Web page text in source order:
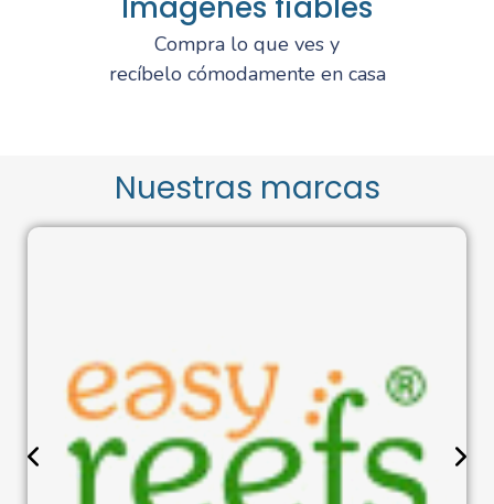
Compra lo que ves y
recíbelo cómodamente en casa
Nuestras marcas